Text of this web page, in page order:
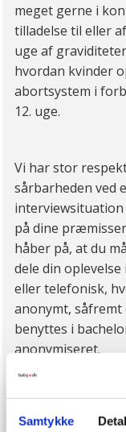
Samtykke
meget gerne i
tilladelse til eller
uge af
hvordan kvinder
abortsystem i
12. uge.
Vi har stor
sårbarheden ved
på dine
håber på, at du
dele din
eller telefonisk,
anonymt, såfremt
benyttes i
anonymiseret.
Hvis du har lyst